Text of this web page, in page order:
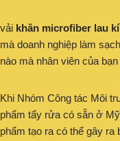
vải khăn microfiber lau
mà doanh nghiệp làm
nào mà nhân viên của
Khi Nhóm Công tác Môi
phẩm tẩy rửa có sẵn ở
phẩm tạo ra có thể gây ra